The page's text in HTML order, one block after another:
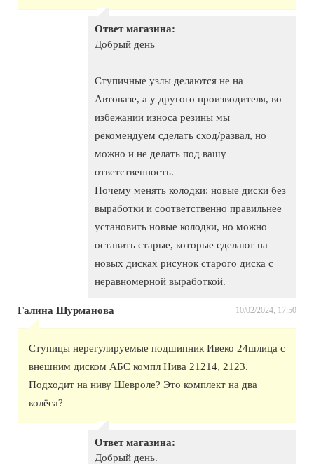
Ответ магазина:
Добрый день
Ступичные узлы делаются не на
Автовазе, а у другого производителя, во
избежании износа резины мы
рекомендуем сделать сход/развал, но
можно и не делать под вашу
ответственность.
Почему менять колодки: новые диски без
выработки и соответственно правильнее
установить новые колодки, но можно
оставить старые, которые сделают на
новых дисках рисунок старого диска с
неравномерной выработкой.
Галина Шурманова 10/02/2024, 17:50
Ступицы нерегулируемые подшипник Ивеко 24шлица с
внешним диском АБС компл Нива 21214, 2123.
Подходит на ниву Шевроле? Это комплект на два
колёса?
Ответ магазина:
Добрый день.